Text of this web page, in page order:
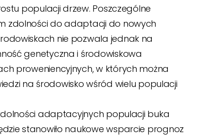
populacji drzew. Poszczególne
zdolności do adaptacji do nowych
nie pozwala jednak na
genetyczna i środowiskowa
proweniencyjnych, w których można
na środowisko wśród wielu populacji
adaptacyjnych populacji buka
stanowiło naukowe wsparcie prognoz